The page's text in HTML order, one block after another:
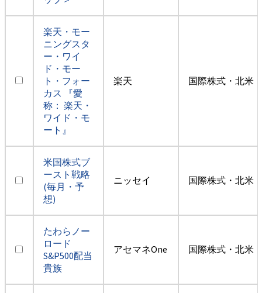
楽天・モー
ニングスタ
ー・ワイ
ド・モー
ト・フォー
カス 『愛
称： 楽天・
ワイド・モ
ート』
楽天 国際株式・北米
米国株式ブ
ースト戦略
(毎月・予
想)
ニッセイ 国際株式・北米
たわらノー
ロード
S&P500配当
貴族
アセマネOne 国際株式・北米